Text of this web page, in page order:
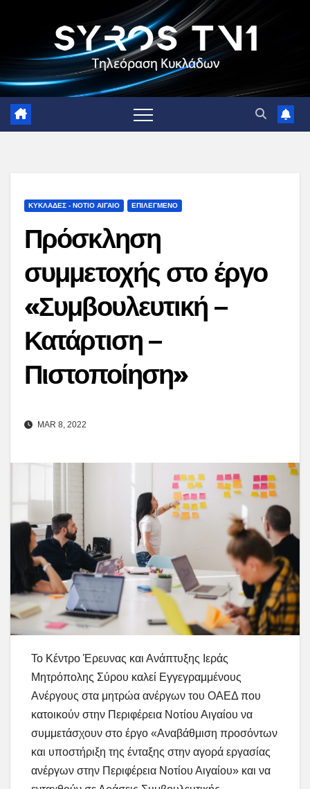
ΚΥΚΛΑΔΕΣ - ΝΟΤΙΟ ΑΙΓΑΙΟ ΕΠΙΛΕΓΜΕΝΟ
Πρόσκληση
συμμετοχής στο έργο
«Συμβουλευτική –
Κατάρτιση –
Πιστοποίηση»
MAR 8, 2022
Το Κέντρο Έρευνας και Ανάπτυξης Ιεράς
Μητρόπολης Σύρου καλεί Εγγεγραμμένους
Ανέργους στα μητρώα ανέργων του ΟΑΕΔ που
κατοικούν στην Περιφέρεια Νοτίου Αιγαίου να
συμμετάσχουν στο έργο «Αναβάθμιση προσόντων
και υποστήριξη της ένταξης στην αγορά εργασίας
ανέργων στην Περιφέρεια Νοτίου Αιγαίου» και να